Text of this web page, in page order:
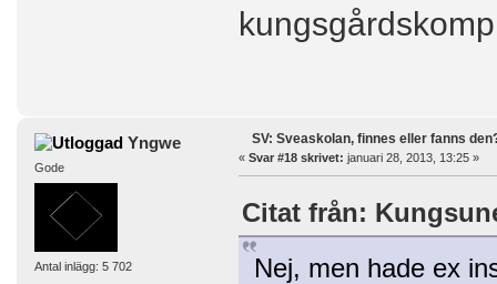
Yngwe
Gode
Antal inlägg: 5 702
SV: Sveaskolan, finnes eller fanns
« Svar #18 skrivet: januari 28, 2013, 13:25 »
Citat från:
Nej, men hade ex